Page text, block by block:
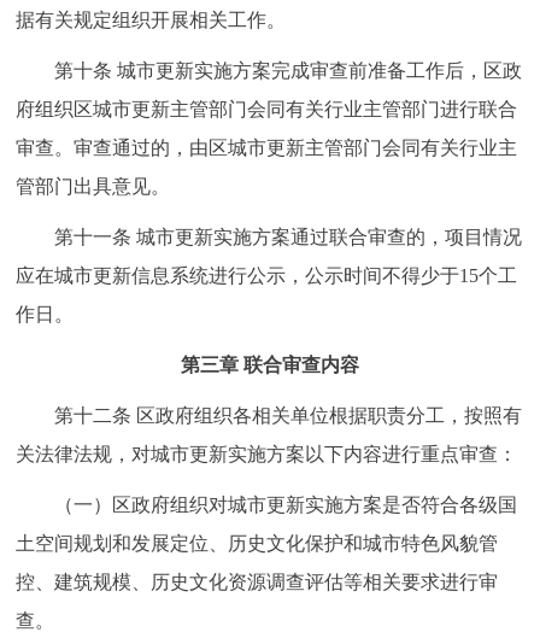
据有关规定组织开展相关工作。
第十条 城市更新实施方案完成审查前准备工作后，区政
府组织区城市更新主管部门会同有关行业主管部门进行联合
审查。审查通过的，由区城市更新主管部门会同有关行业主
管部门出具意见。
第十一条 城市更新实施方案通过联合审查的，项目情况
应在城市更新信息系统进行公示，公示时间不得少于15个工
作日。
第三章 联合审查内容
第十二条 区政府组织各相关单位根据职责分工，按照有
关法律法规，对城市更新实施方案以下内容进行重点审查：
（一）区政府组织对城市更新实施方案是否符合各级国
土空间规划和发展定位、历史文化保护和城市特色风貌管
控、建筑规模、历史文化资源调查评估等相关要求进行审
查。